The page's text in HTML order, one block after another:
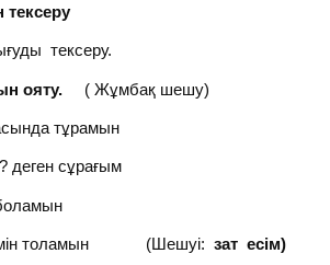
тексеру.
ояту. ( Жұмбақ шешу)
тұрамын
деген сұрағым
толамын (Шешуі:зат есім)